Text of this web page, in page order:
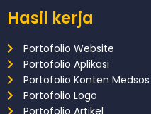
Hasil kerja
Portofolio Website
Portofolio Aplikasi
Portofolio Konten Medsos
Portofolio Logo